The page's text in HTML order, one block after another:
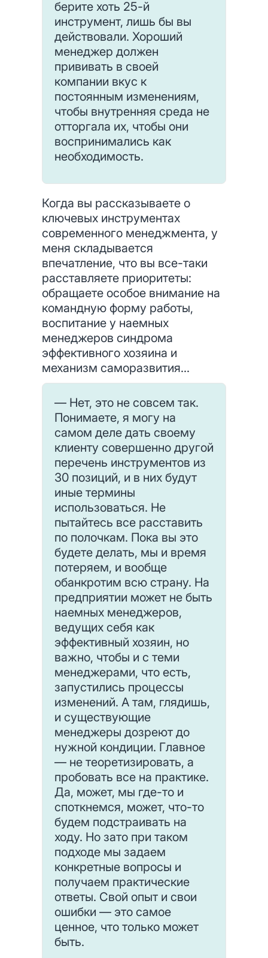
берите хоть 25-й
инструмент, лишь бы вы
действовали. Хороший
менеджер должен
прививать в своей
компании вкус к
постоянным изменениям,
чтобы внутренняя среда не
отторгала их, чтобы они
воспринимались как
необходимость.
Когда вы рассказываете о
ключевых инструментах
современного менедж­мента, у
меня складывается
впечатление, что вы все-таки
расставляете приоритеты:
обращаете особое внимание на
командную форму работы,
воспитание у наемных
менеджеров синдрома
эффективного хозяина и
механизм саморазвития...
— Нет, это не совсем так.
Понимаете, я могу на
самом деле дать своему
клиенту совершенно другой
перечень инструментов из
30 позиций, и в них будут
иные термины
использоваться. Не
пытайтесь все расставить
по полочкам. Пока вы это
будете делать, мы и время
потеряем, и вообще
обанкротим всю страну. На
предприятии может не быть
наемных менеджеров,
ведущих себя как
эффективный хозяин, но
важно, чтобы и с теми
менеджерами, что есть,
запустились процессы
изменений. А там, глядишь,
и существующие
менеджеры дозреют до
нужной кондиции. Главное
— не теоретизировать, а
пробовать все на практике.
Да, может, мы где-то и
споткнемся, может, что-то
будем подстраивать на
ходу. Но зато при таком
подходе мы задаем
конкретные вопросы и
получаем практические
ответы. Свой опыт и свои
ошибки — это самое
ценное, что только может
быть.